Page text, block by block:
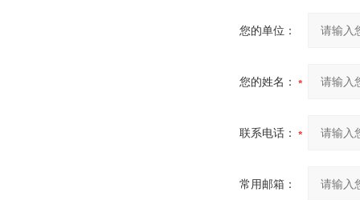
您的单位：
您的姓名：
联系电话：
常用邮箱：